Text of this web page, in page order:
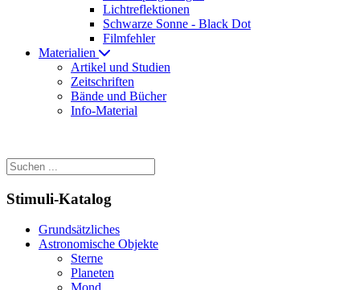
Lichtreflektionen
Schwarze Sonne - Black Dot
Filmfehler
Materialien
Artikel und Studien
Zeitschriften
Bände und Bücher
Info-Material
Stimuli-Katalog
Grundsätzliches
Astronomische Objekte
Sterne
Planeten